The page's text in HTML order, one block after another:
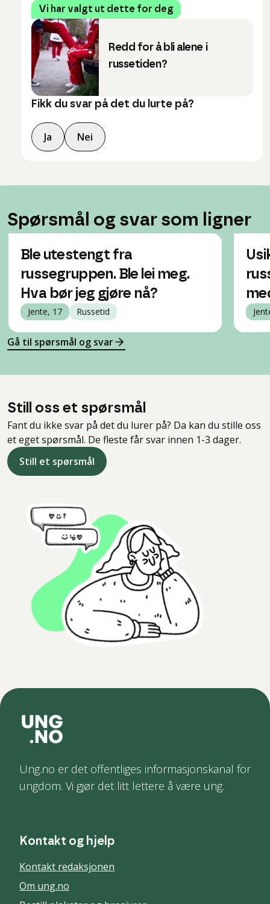
Vi har valgt ut dette for deg
Redd for å bli alene i
russetiden?
Fikk du svar på det du lurte på?
Ja Nei
Spørsmål og svar som ligner
Ble utestengt fra
russegruppen. Ble lei meg.
Hva bør jeg gjøre nå?
Jente, 17 Russetid
Gå til spørsmål og svar
Still oss et spørsmål
Fant du ikke svar på det du lurer på? Da kan du stille oss
et eget spørsmål. De fleste får svar innen 1-3 dager.
Still et spørsmål
Ung.no er det offentliges informasjonskanal for
ungdom. Vi gjør det litt lettere å være ung.
Kontakt og hjelp
Kontakt redaksjonen
Om ung.no